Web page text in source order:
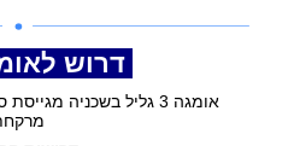
דרוש
אומגה 3 גליל בשכניה
מגייסת